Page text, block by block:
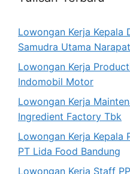
Lowongan Kerja
Samudra Utama
Lowongan Kerja
Indomobil Motor
Lowongan Kerja
Ingredient Factory Tbk
Lowongan Kerja Kepala
PT Lida Food Bandung
Lowongan Kerja Staff